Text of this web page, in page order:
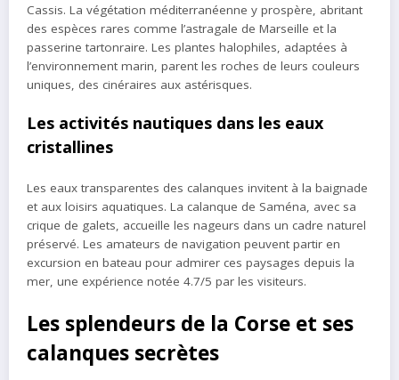
Cassis. La végétation méditerranéenne y prospère, abritant
des espèces rares comme l’astragale de Marseille et la
passerine tartonraire. Les plantes halophiles, adaptées à
l’environnement marin, parent les roches de leurs couleurs
uniques, des cinéraires aux astérisques.
Les activités nautiques dans les eaux
cristallines
Les eaux transparentes des calanques invitent à la baignade
et aux loisirs aquatiques. La calanque de Saména, avec sa
crique de galets, accueille les nageurs dans un cadre naturel
préservé. Les amateurs de navigation peuvent partir en
excursion en bateau pour admirer ces paysages depuis la
mer, une expérience notée 4.7/5 par les visiteurs.
Les splendeurs de la Corse et ses
calanques secrètes